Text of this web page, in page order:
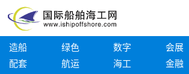
造船 绿色 数字 会展
配套
航运 海工 金融